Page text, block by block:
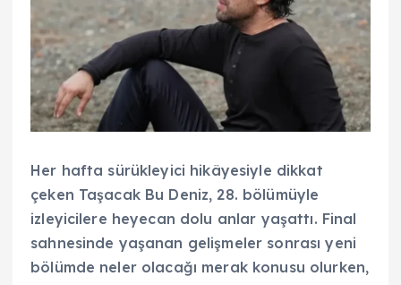
Her hafta sürükleyici hikâyesiyle dikkat
çeken Taşacak Bu Deniz, 28. bölümüyle
izleyicilere heyecan dolu anlar yaşattı. Final
sahnesinde yaşanan gelişmeler sonrası yeni
bölümde neler olacağı merak konusu olurken,